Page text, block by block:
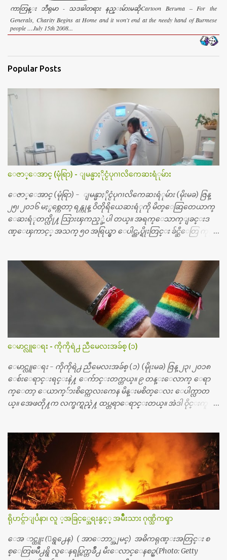
ကာတြန္း ဘီရုမာ - သဒၶါတရား နည္းမ်ားမဆိုCartoon Beruma – For the
Generals, Charity Begins at Home and it won't end at the needy hand of Burmese
people …July 15th 2008...
Popular Posts
ေဇာ္ေအာင္ (မုံရြာ) - ျမန္မာႏိုင္ငံပုဂၢလိကေဆးရံုမ်ား
ေဇာ္ေအာင္ (မုံရြာ) - ျမန္မာႏိုင္ငံပုဂၢလိကေဆးရံုမ်ား (မိုးမခ) ဇြန္
၂၅၊ ၂၀၁၆ မႏွစ္ကေတာ့ ရန္ကုန္ ဝိတိုရိယေဆးရံုကို မိတ္ေဆြတေယာက္
ေဆးရံုတက္လို႔ သြားၾကည့္ခဲ့ပါ တယ္။ အရက္ေသာက္ျခင္းဒ
ဏ္ေၾကာင့္ အသက္ ၅၀ အရြယ္မွာ ေပါင္ညႇပ္ရိုးတြင္း ခ်င္ဆီေတြ ကုန္ခ
စၿပီး၊ အာရွေတာ္ဝင္ခြဲစိတ္ခန္းကို ငွားရမ္းခြဲစိတ္ အရိုးအစားထိုးကုပါတ
ယ္။ ေဆးစစ္၊ေဆးဝယ္၊ ခြဲစိတ္ကု၊ အရိုးအစားထိုးပစၥည္း စတဲ့စရိ
တ္ေတြနဲ႔ေဆးရံုမွာ ၂ ပတ္ေနထိုင္စရိတ္ သိန္း ၇၀ ေလာက္ ကုန္သြား
ပါတယ္။ သူငယ္ခ်င္းျဖစ္သူကို လာေတြ႔ရင္း ဟိုတယ္လို သန္႔ရွင္းသ
ပ္ရပ္တဲ့ ဝိတိုရိယေဆးရံုမွာ စီတီစကင္ နဲ႔ အမ္အာအိုင္1 စက္ခန္းကိုေ
တြ႔လို႔ေမးၾကည့္ေတာ့ တခါစမ္းရင္ က်ပ္တသိန္းေက်ာ္ က်သင့္
တယ္သိရပါတယ္။ တခါတေလ ကိုယ္လက္ေျခ၊ ဦးေႏွာက္ေတြ အေသး
စိတ္ၾကည့္လိုရင္ ဒီစက္ၾကီးေတြနဲ႔ စမ္းသပ္ရပါတယ္။ ခႏၱာကိုယ္အစိတ္ပို
င္း ကလီစာေတြကိုၾကည့္ရႈတဲ့ အာလထရာေဆာင္း2 စက္ေတြ
ကေတာ့ ေစ်းသိပ္မႀကီးလို႔ ျမန္မာျပည္ေဆးရံုတိုင္းရွိပါတယ္။
တစ္ခါစမ္းရင္ က်ပ္တစ္ေသာင္းေလာက္ က်သင့္ပါတယ္။ စာေရးသူ လြ
န္ခဲ့တဲ့ (၂)...
ေမာင္လူေရး - ကိုကိုရဲ႕ ညီမေလးအခ်စ္ (၁)
ေမာင္လူေရး - ကိုကိုရဲ႕ ညီမေလးအခ်စ္ (၁) (မိုုးမခ) ဇြန္ ၂၃၊ ၂၀၁၈
ေစ်းေရာင္းရင္းနဲ႔ ေက်ာင္းတက္တယ္။ ၉ တန္းေလာက္ ေရာ
က္ေတာ့ ေယာက္်ားစိတ္ကေလးကေန မိန္းမစိတ္ေလး ေပါက္လာတ
ယ္။ အေဖတို႔က လက္ဖက္ရည္နဲ႔ ထပ္တရာေရာင္းတယ္။ အဲဒါ ဝိုင္းကူ
တယ္။ ပန္းပန္တယ္။ မိန္းကေလး အဝတ္အစားေတြကိုလည္း ခုိးဝတ္တ
ယ္။ မိန္းမစိတ္ရွိေတာ့ ရွိေပမယ့္ ကိုယ့္ကိုယ္ကို မိန္းမစိတ္ေပါက္မွန္း
သိတာက ၉ တန္း၊ ၁၀ တန္းေလာက္ကမွ။ ညီအစ္ကို ေမာင္နွမ အားလံုး ၆
ေယာက္ရွိတယ္။ အစ္ကို ၃ ေယာက္၊ အစ္မ ႏွစ္ေယာက္။ အစ္ကိုေတြက
လည္း သူ႔ အေပါင္းအသင္းနဲ႔ သူဆိုေတာ့ အမေတြနဲ႔ဘဲ ေပါ
င္းတယ္။ ျပီးေတာ့ အေဖကလည္း ေယာက္်ားဆုိ ေယာ
က္်ားေလးလုိဘဲ ေနေစခ်င္တယ္။ အေဖ့ကို ေၾကာက္လည္း ေၾကာ
က္ရတယ္။ ေယာက္်ားဘဝဆုိတာ ျမင့္ျမတ္တယ္ေပါ့။ ေယာ
က္်ားေလး စိတ္လည္း ရွိေအာင္ ဘာသာေရးလည္း လုိက္စားေအာင္
တန္ခူးလဆုိ တစ္လလံုး ကိုရင္ ဝတ္ခုိင္းတယ္။ ေက်ာင္းမွာဆုိရင္ ေ
ရိုဟင္ဂ်ာျပႆနာ၊ လူ ့အခြင့္အေရးနွင့္ အမ်ိဳးသား ဂုဏ္သိကၡာ
ေအ ာင္ထူး (ေရွ႕ေန) ( အာေဘာ္အျမင္) အဓိကရုဏ္းအတြင္း စ
စ္ေတြၿမိဳ႕ရွိ လူေနရပ္ကြက္တခ်ိဳ႕ မီးေလာင္ေနစဥ္(Photo: Getty